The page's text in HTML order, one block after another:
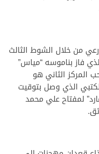
من خلال الشوط الثالث
فاز بناموسه “مياس”
صاحب المركز الثاني هو
الذي وصل بتوقيت
“المارد” لمفتاح علي محمد